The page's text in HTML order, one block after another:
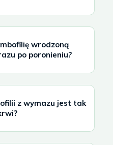
wrodzoną
po poronieniu?
z wymazu jest tak